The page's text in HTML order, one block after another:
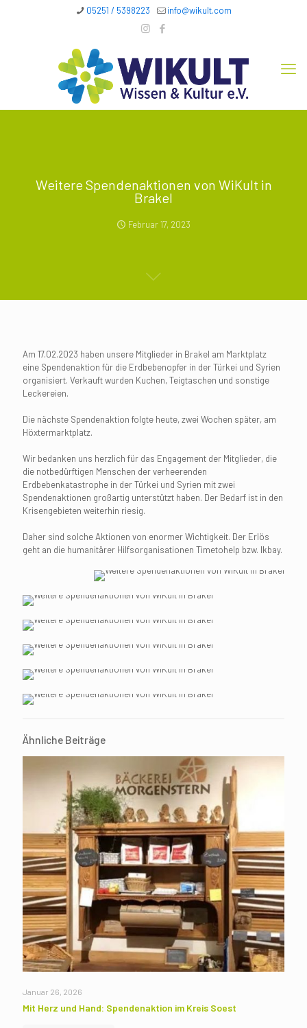
05251 / 5398223 info@wikult.com
Weitere Spendenaktionen von WiKult in
Brakel
Februar 17, 2023
Am 17.02.2023 haben unsere Mitglieder in Brakel am Marktplatz
eine Spendenaktion für die Erdbebenopfer in der Türkei und Syrien
organisiert. Verkauft wurden Kuchen, Teigtaschen und sonstige
Leckereien.
Die nächste Spendenaktion folgte heute, zwei Wochen später, am
Höxtermarktplatz.
Wir bedanken uns herzlich für das Engagement der Mitglieder, die
die notbedürftigen Menschen der verheerenden
Erdbebenkatastrophe in der Türkei und Syrien mit zwei
Spendenaktionen großartig unterstützt haben. Der Bedarf ist in den
Krisengebieten weiterhin riesig.
Daher sind solche Aktionen von enormer Wichtigkeit. Der Erlös
geht an die humanitärer Hilfsorganisationen Timetohelp bzw. Ikbay.
Ähnliche Beiträge
Januar 26, 2026
Mit Herz und Hand: Spendenaktion im Kreis Soest